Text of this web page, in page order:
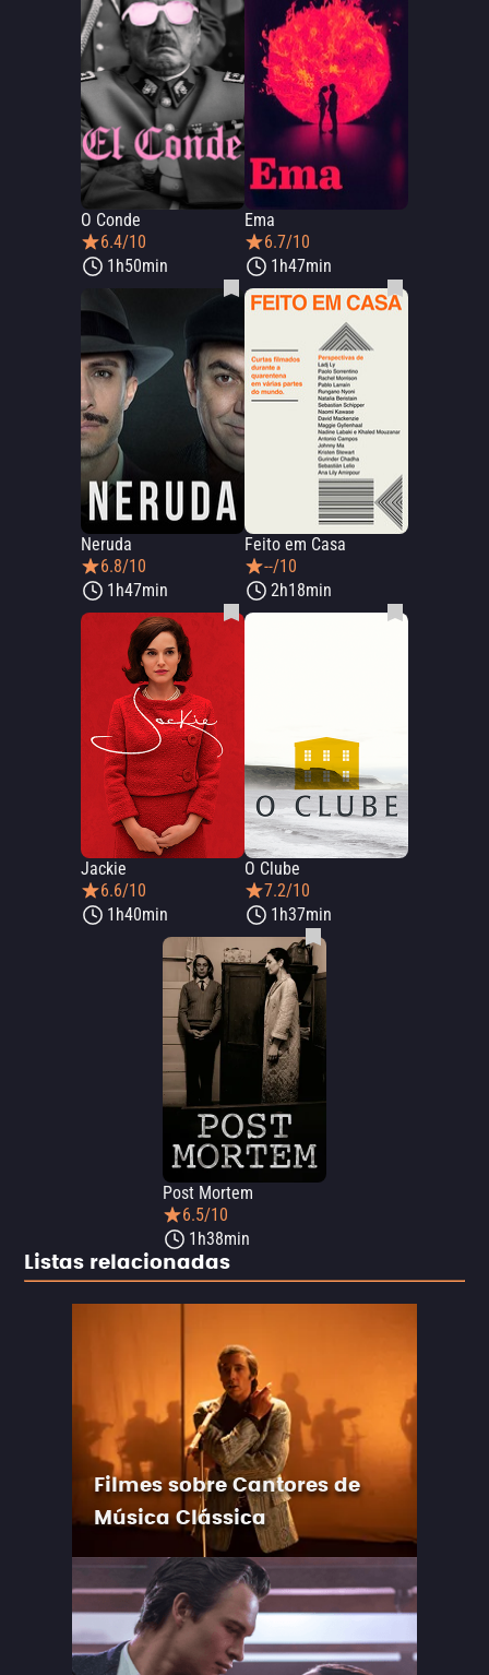
O Conde
6.4/10
1h50min
Ema
6.7/10
1h47min
Neruda
6.8/10
1h47min
Feito em Casa
--/10
2h18min
Jackie
6.6/10
1h40min
O Clube
7.2/10
1h37min
Post Mortem
6.5/10
1h38min
Listas relacionadas
Filmes sobre Cantores de
Música Clássica